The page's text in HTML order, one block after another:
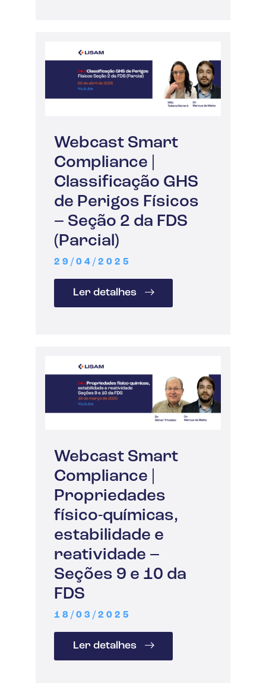
Webcast Smart
Compliance |
Classificação GHS
de Perigos Físicos
– Seção 2 da FDS
(Parcial)
29/04/2025
Ler detalhes
Webcast Smart
Compliance |
Propriedades
físico-químicas,
estabilidade e
reatividade –
Seções 9 e 10 da
FDS
18/03/2025
Ler detalhes